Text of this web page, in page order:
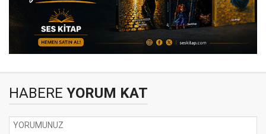
HABERE YORUM KAT